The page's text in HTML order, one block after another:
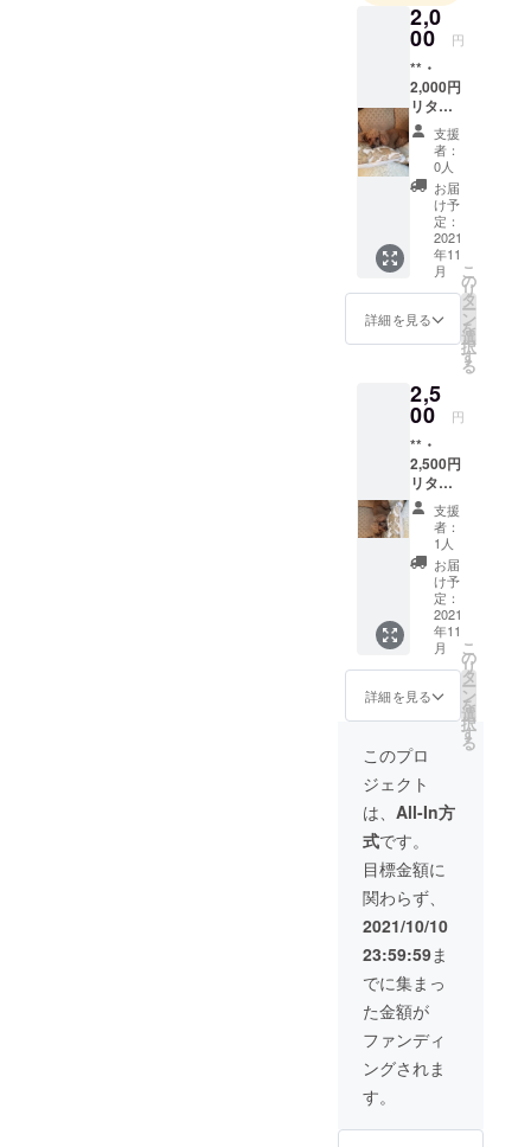
2,0
00 円
**・
2,000円
リター
ン** お
礼の
メッ
セージ
を送ら
せて頂
きま
す。 出
版社に
はリ
ターン
の許可
を得て
す。
支援
者：
0人
お届
け予
定：
2021
年11
月
詳細を見る
こ
の
リ
タ
ー
ン
を
選
択
す
る
2,5
00 円
**・
2,500円
リター
ン** 1冊
の出版
本に、
一言添
えてお
送り致
しま
す。 出
版社に
はリ
ターン
の許可
を得て
おりま
す。
支援
者：
1人
お届
け予
定：
2021
年11
月
詳細を見る
こ
の
リ
タ
ー
ン
を
選
択
す
る
このプロ
ジェクト
は、 All-In方
式です。
目標金額に
関わらず、
2021/10/10
23:59:59ま
でに集まっ
た金額が
ファンディ
ングされま
す。